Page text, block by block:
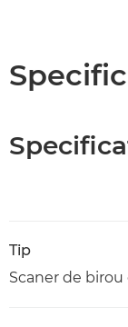
Tip
Scaner de